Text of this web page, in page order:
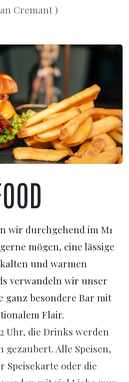
Cremant )
wir durchgehend im M1
mögen, eine lässige
und warmen
verwandeln wir unser
ganz besondere Bar mit
Flair.
Uhr, die Drinks werden
gezaubert. Alle Speisen,
Speisekarte oder die